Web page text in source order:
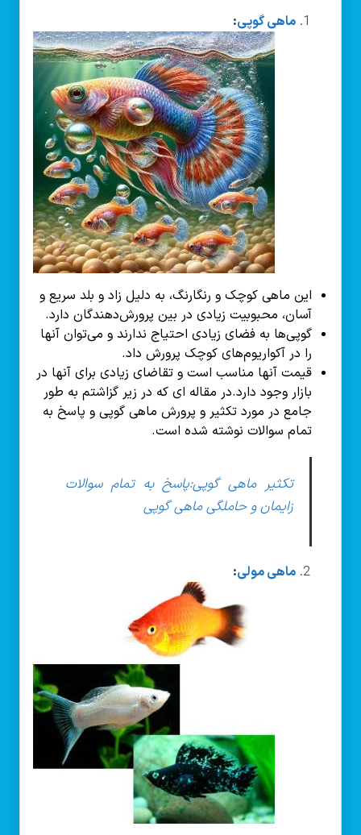
ماهی گوپی:
این ماهی کوچک و رنگارنگ، به دلیل زاد و بلد سریع و
آسان، محبوبیت زیادی در بین پرورش‌دهندگان دارد.
گوپی‌ها به فضای زیادی احتیاج ندارند و می‌توان آنها
را در آکواریوم‌های کوچک پرورش داد.
قیمت آنها مناسب است و تقاضای زیادی برای آنها در
بازار وجود دارد.در مقاله ای که در زیر گزاشتم به طور
جامع در مورد تکثیر و پرورش ماهی گوپی و پاسخ به
تمام سوالات نوشته شده است.
تکثیر ماهی گوپی:پاسخ به تمام سوالات
زایمان و حاملگی ماهی گوپی
ماهی مولی: